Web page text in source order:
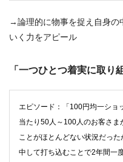
→論理的に物事を捉え自身の
いく力をアピール
「一つひとつ着実に取り
エピソード：「100円均一ショ
当たり50人～100人のお客さ
ことがほとんどない状況だっ
中して打ち込むことで2年間一